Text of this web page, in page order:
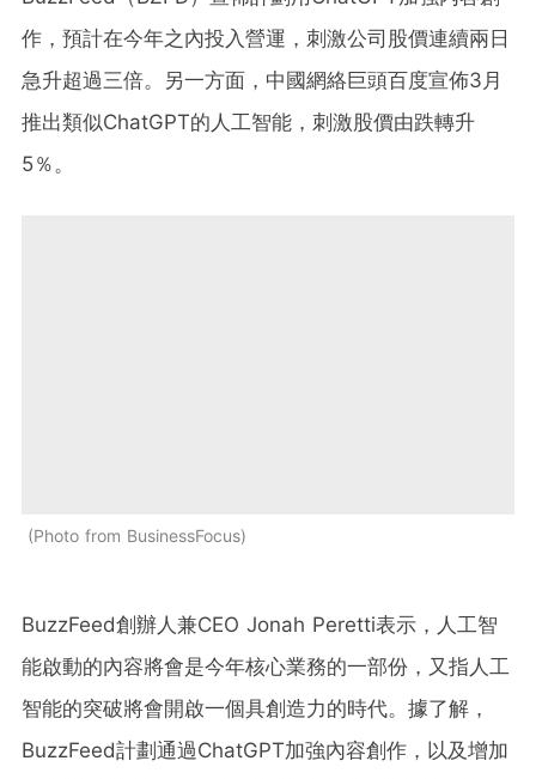
作，預計在今年之內投入營運，刺激公司股價連續兩日
急升超過三倍。另一方面，中國網絡巨頭百度宣佈3月
推出類似ChatGPT的人工智能，刺激股價由跌轉升
5％。
Photo from BusinessFocus
BuzzFeed創辦人兼CEO Jonah Peretti表示，人工智
能啟動的內容將會是今年核心業務的一部份，又指人工
智能的突破將會開啟一個具創造力的時代。據了解，
BuzzFeed計劃通過ChatGPT加強內容創作，以及增加